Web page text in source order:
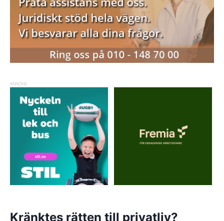
ANNONS
Kränktes rätten till privatliv?